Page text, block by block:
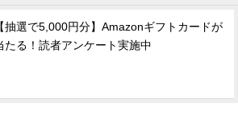
【抽選で5,000円分】Amazonギフトカードが
たる！読者アンケート実施中